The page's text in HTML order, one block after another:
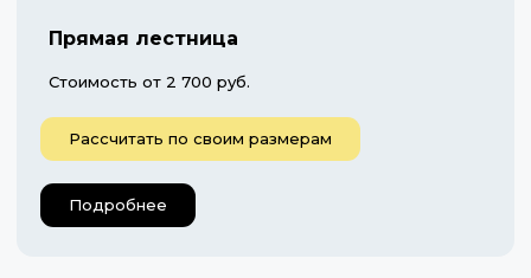
Прямая лестница
Стоимость от 2 700 руб.
Рассчитать по своим размерам
Подробнее